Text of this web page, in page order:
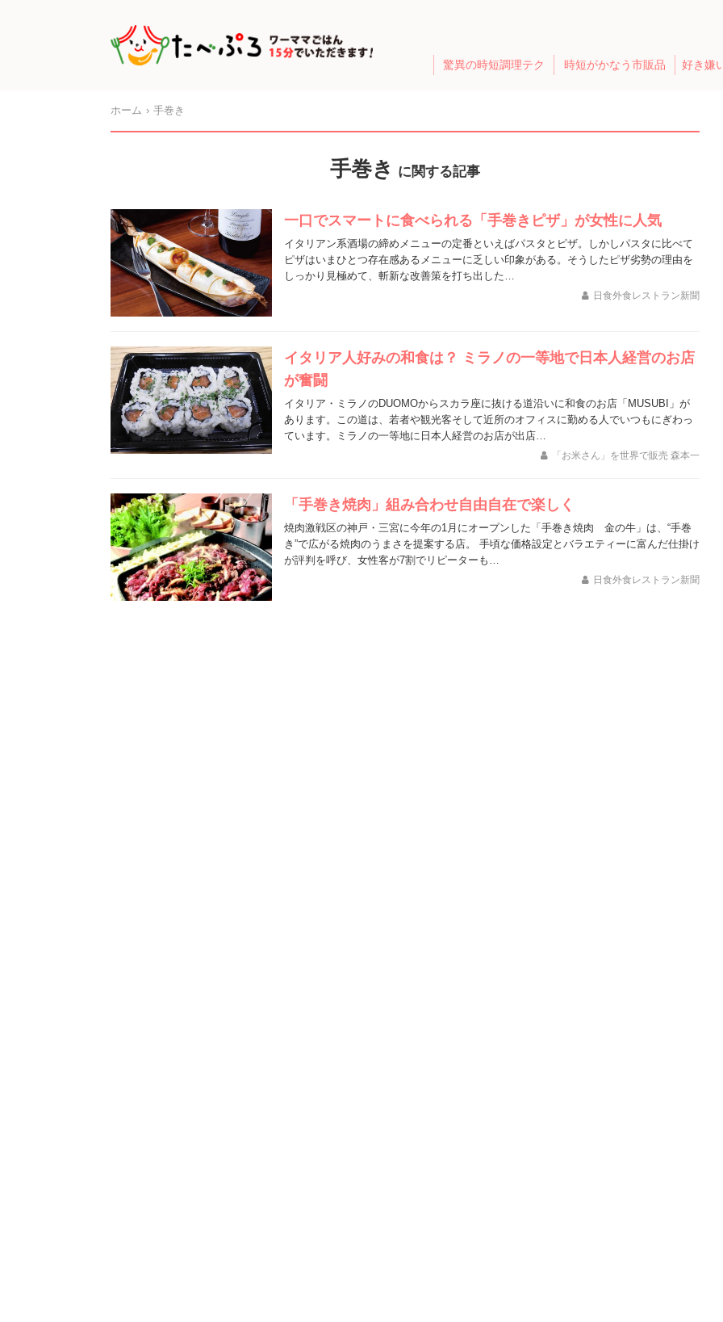
驚異の時短調理テク 時短がかなう市販品 好き嫌
ホーム 手巻き
手巻き に関する記事
一口でスマートに食べられる「手巻きピザ」が女性に人気
イタリアン系酒場の締めメニューの定番といえばパスタとピザ。しかしパスタに比べて
ピザはいまひとつ存在感あるメニューに乏しい印象がある。そうしたピザ劣勢の理由を
しっかり見極めて、斬新な改善策を打ち出した…
日食外食レストラン新聞
イタリア人好みの和食は？ ミラノの一等地で日本人経営のお店
が奮闘
イタリア・ミラノのDUOMOからスカラ座に抜ける道沿いに和食のお店「MUSUBI」が
あります。この道は、若者や観光客そして近所のオフィスに勤める人でいつもにぎわっ
ています。ミラノの一等地に日本人経営のお店が出店…
「お米さん」を世界で販売 森本一
「手巻き焼肉」組み合わせ自由自在で楽しく
焼肉激戦区の神戸・三宮に今年の1月にオープンした「手巻き焼肉 金の牛」は、“手巻
き”で広がる焼肉のうまさを提案する店。 手頃な価格設定とバラエティーに富んだ仕掛け
が評判を呼び、女性客が7割でリピーターも…
日食外食レストラン新聞